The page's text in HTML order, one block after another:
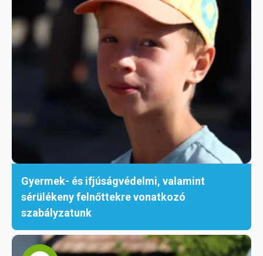
Gyermek- és ifjúságvédelmi, valamint
sérülékeny felnőttekre vonatkozó
szabályzatunk